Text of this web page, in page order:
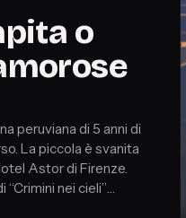
o
peruviana di 5 anni di
La piccola è svanita
Astor di Firenze.
nei cieli”